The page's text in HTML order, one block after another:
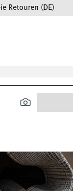
Retouren (DE)